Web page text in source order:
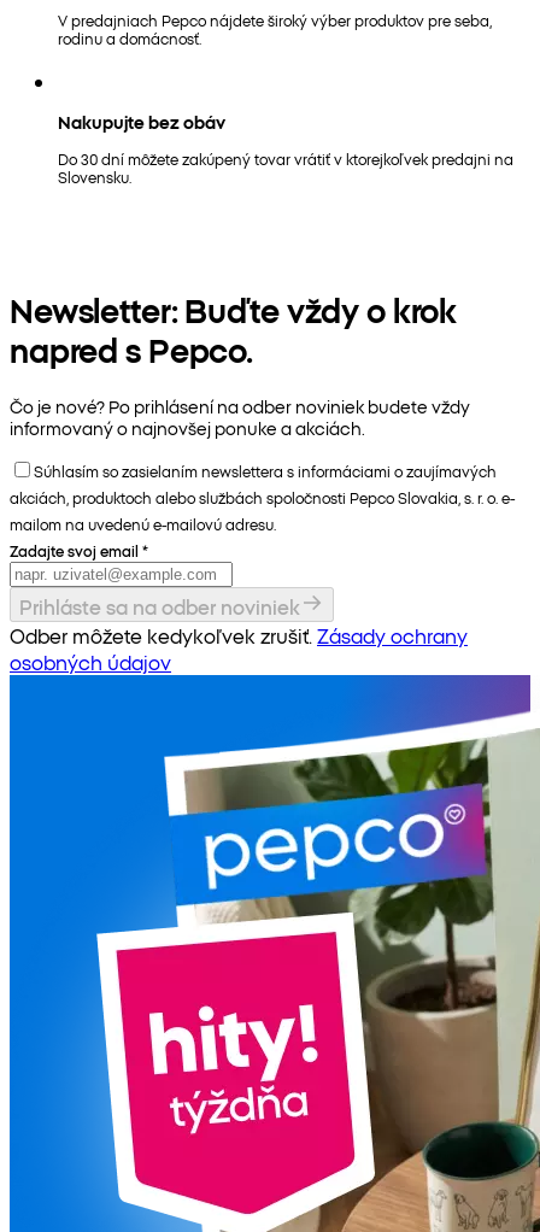
V predajniach Pepco nájdete široký výber produktov pre seba,
rodinu a domácnosť.
Nakupujte bez obáv
Do 30 dní môžete zakúpený tovar vrátiť v ktorejkoľvek predajni na
Slovensku.
Newsletter: Buďte vždy o krok
napred s Pepco.
Čo je nové? Po prihlásení na odber noviniek budete vždy
informovaný o najnovšej ponuke a akciách.
Súhlasím so zasielaním newslettera s informáciami o zaujímavých
akciách, produktoch alebo službách spoločnosti Pepco Slovakia, s. r. o. e-
mailom na uvedenú e-mailovú adresu.
Zadajte svoj email *
Prihláste sa na odber noviniek
Odber môžete kedykoľvek zrušiť. Zásady ochrany
osobných údajov